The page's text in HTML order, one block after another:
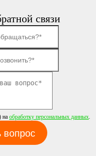
связи
на обработку персональных данных.
вопрос